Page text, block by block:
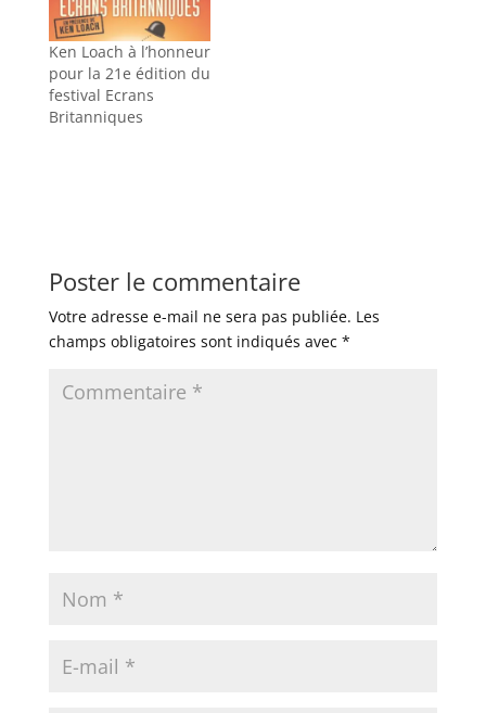
Ken Loach à l’honneur
pour la 21e édition du
festival Ecrans
Britanniques
Poster le commentaire
Votre adresse e-mail ne sera pas publiée. Les
champs obligatoires sont indiqués avec *